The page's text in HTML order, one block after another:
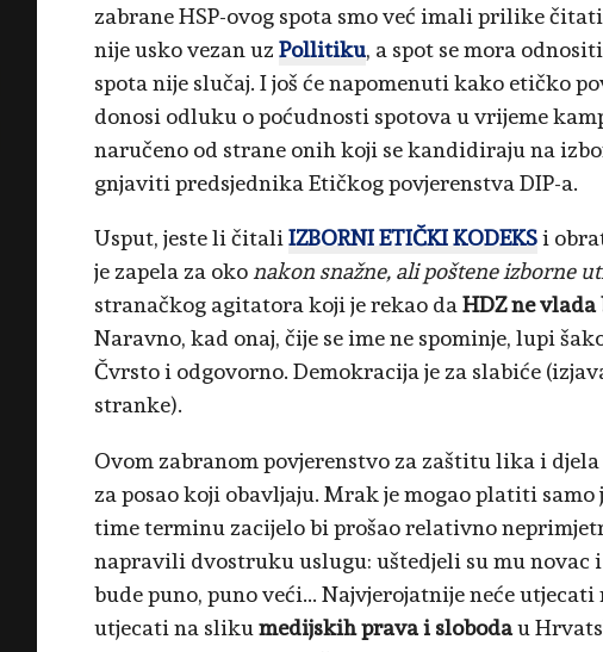
zabrane HSP-ovog spota smo već imali prilike
nije usko vezan uz Pollitiku, a spot se mora
spota nije slučaj. I još će napomenuti kako etičko
donosi odluku o poćudnosti spotova u vrijeme
naručeno od strane onih koji se kandidiraju na
gnjaviti predsjednika Etičkog povjerenstva DIP-a.
Usput, jeste li čitaliIZBORNI ETIČKI KODEKSi
je zapela za okonakon snažne, ali poštene izborne
stranačkog agitatora koji je rekao daHDZ ne
Naravno, kad onaj, čije se ime ne spominje, lupi
Čvrsto i odgovorno. Demokracija je za slabiće
stranke).
Ovom zabranom povjerenstvo za zaštitu lika i
za posao koji obavljaju. Mrak je mogao platiti
time terminu zacijelo bi prošao relativno
napravili dvostruku uslugu: uštedjeli su mu novac
bude puno, puno veći... Najvjerojatnije neće
utjecati na sliku medijskih prava i slobodau